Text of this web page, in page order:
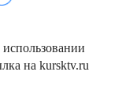
на kursktv.ru